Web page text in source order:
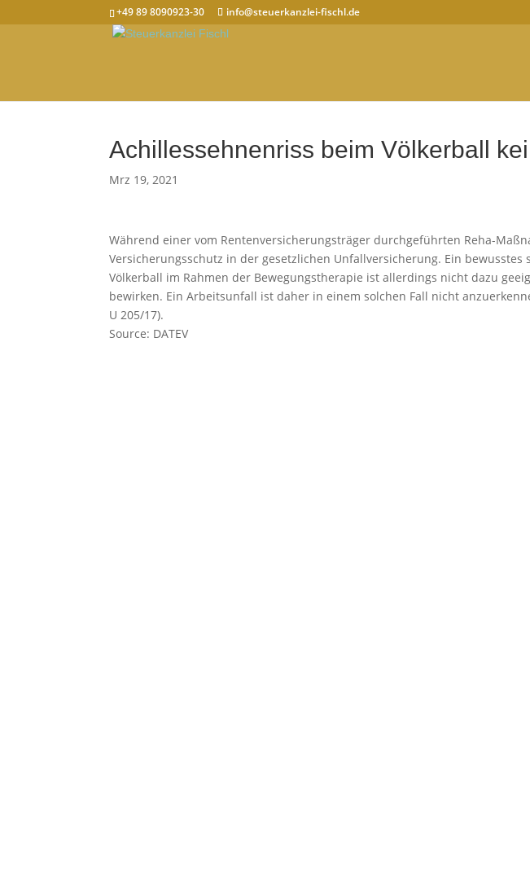
+49 89 8090923-30 info@steuerkanzlei-fischl.de
Achillessehnenriss beim Völkerball
Mrz 19, 2021
Während einer vom Rentenversicherungsträger durchgeführten Reha-
Versicherungsschutz in der gesetzlichen Unfallversicherung. Ein bewusstes
Völkerball im Rahmen der Bewegungstherapie ist allerdings nicht dazu
bewirken. Ein Arbeitsunfall ist daher in einem solchen Fall nicht
U 205/17).
Source: DATEV